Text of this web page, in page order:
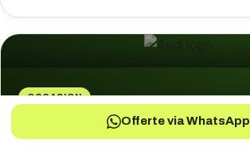
OCCASION
Audi A6 e-tron AvantOfferte via WhatsApp